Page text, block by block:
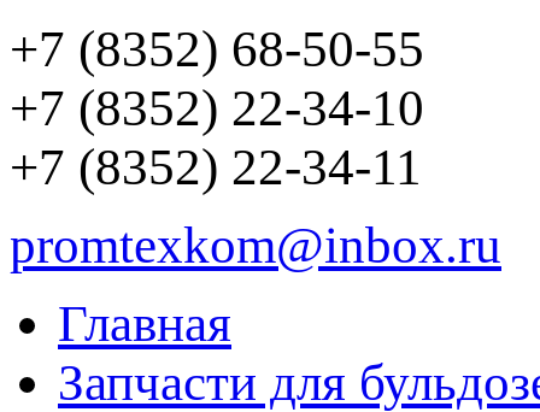
+7 (8352) 68-50-55
+7 (8352) 22-34-10
+7 (8352) 22-34-11
promtexkom@inbox.ru
Главная
Запчасти для